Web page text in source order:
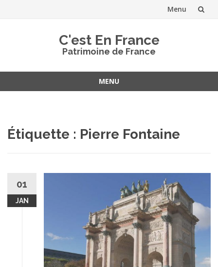
Menu
C'est En France
Patrimoine de France
MENU
Étiquette : Pierre Fontaine
01
JAN